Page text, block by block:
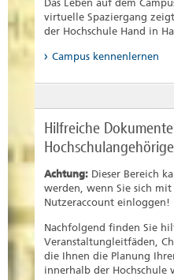
Das Leben auf dem
virtuelle Spaziergang
der Hochschule Hand in
Campus kennenlernen
Hilfreiche
Hochschulangehörige
Achtung: Dieser Bereich
werden, wenn Sie sich
Nutzeraccount einloggen!
Nachfolgend finden Sie
Veranstaltungleitfäden,
die Ihnen die Planung
innerhalb der Hochschule